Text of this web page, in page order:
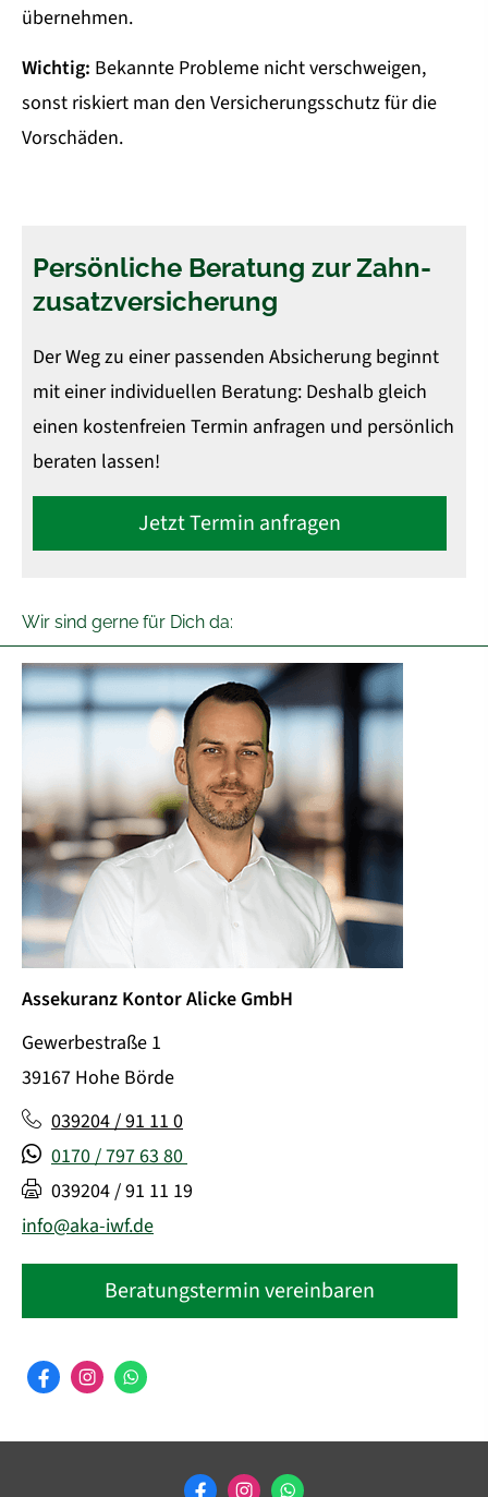
übernehmen.
Wichtig: Bekannte Probleme nicht verschweigen,
sonst riskiert man den Versicherungsschutz für die
Vorschäden.
Persönliche Beratung zur Zahn­
zu­satz­ver­si­che­rung
Der Weg zu einer passenden Absicherung beginnt
mit einer individuellen Beratung: Deshalb gleich
einen kostenfreien Termin anfragen und persönlich
beraten lassen!
Jetzt Termin anfragen
Wir sind gerne für Dich da:
Assekuranz Kontor Alicke GmbH
Gewerbestraße 1
39167 Hohe Börde
039204 / 91 11 0
0170 / 797 63 80
039204 / 91 11 19
info@aka-iwf.de
Beratungstermin vereinbaren